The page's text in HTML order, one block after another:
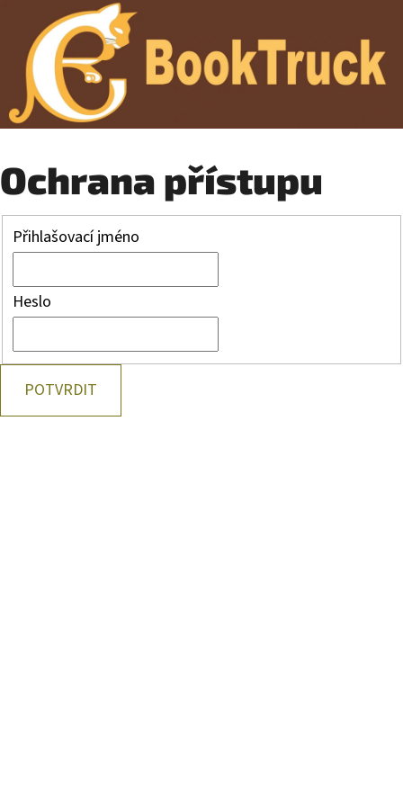
Ochrana přístupu
Přihlašovací jméno
Heslo
POTVRDIT